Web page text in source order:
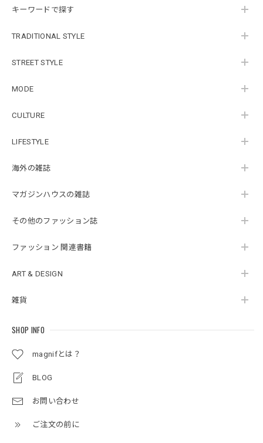
キーワードで探す
TRADITIONAL STYLE
STREET STYLE
MODE
CULTURE
LIFESTYLE
海外の雑誌
マガジンハウスの雑誌
その他のファッション誌
ファッション 関連書籍
ART & DESIGN
雑貨
SHOP INFO
magnifとは？
BLOG
お問い合わせ
ご注文の前に